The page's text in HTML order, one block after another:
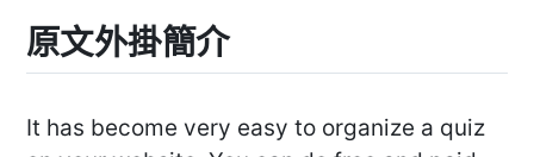
原文外掛簡介
It has become very easy to organize a quiz